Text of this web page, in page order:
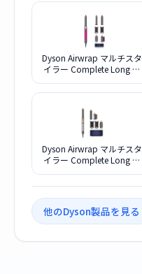
Dyson Airwrap マルチスタ
イラー Complete Long 収
COMP LG FBN [フューシ
Dyson Airwrap マルチスタ
イラー Complete Long 収
他のDyson製品を見る